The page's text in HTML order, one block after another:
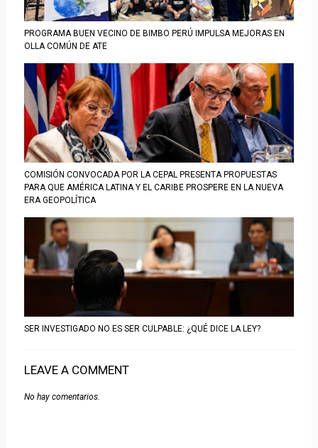
PROGRAMA BUEN VECINO DE BIMBO PERÚ IMPULSA MEJORAS EN
OLLA COMÚN DE ATE
COMISIÓN CONVOCADA POR LA CEPAL PRESENTA PROPUESTAS
PARA QUE AMÉRICA LATINA Y EL CARIBE PROSPERE EN LA NUEVA
ERA GEOPOLÍTICA
SER INVESTIGADO NO ES SER CULPABLE: ¿QUÉ DICE LA LEY?
LEAVE A COMMENT
No hay comentarios.